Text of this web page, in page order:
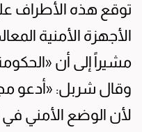
توقع هذه الأطراف
الأجهزة الأمنية
مشيراً إلى أن
وقال شربل: «أدعو
لأن الوضع الأمني